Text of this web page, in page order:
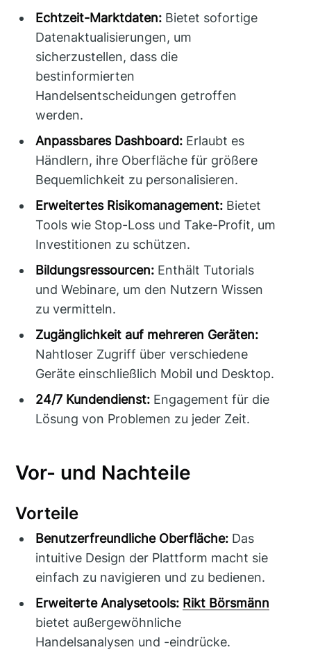
Echtzeit-Marktdaten: Bietet sofortige
Datenaktualisierungen, um
sicherzustellen, dass die
bestinformierten
Handelsentscheidungen getroffen
werden.
Anpassbares Dashboard: Erlaubt es
Händlern, ihre Oberfläche für größere
Bequemlichkeit zu personalisieren.
Erweitertes Risikomanagement: Bietet
Tools wie Stop-Loss und Take-Profit, um
Investitionen zu schützen.
Bildungsressourcen: Enthält Tutorials
und Webinare, um den Nutzern Wissen
zu vermitteln.
Zugänglichkeit auf mehreren Geräten:
Nahtloser Zugriff über verschiedene
Geräte einschließlich Mobil und Desktop.
24/7 Kundendienst: Engagement für die
Lösung von Problemen zu jeder Zeit.
Vor- und Nachteile
Vorteile
Benutzerfreundliche Oberfläche: Das
intuitive Design der Plattform macht sie
einfach zu navigieren und zu bedienen.
Erweiterte Analysetools: Rikt Börsmänn
bietet außergewöhnliche
Handelsanalysen und -eindrücke.